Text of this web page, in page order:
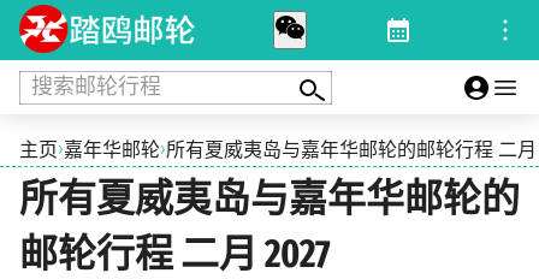
搜索邮轮行程
主页›嘉年华邮轮›所有夏威夷岛与嘉年华邮轮的邮轮行程 二月
所有夏威夷岛与嘉年华邮轮的
邮轮行程 二月 2027